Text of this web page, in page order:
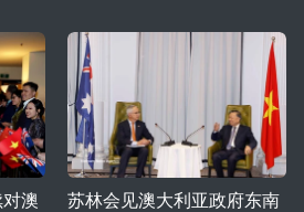
澳
苏林会见澳大利亚政府东南